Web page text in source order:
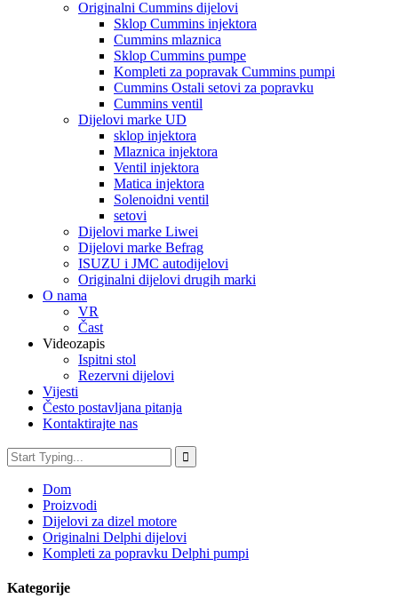
Originalni Cummins dijelovi
Sklop Cummins injektora
Cummins mlaznica
Sklop Cummins pumpe
Kompleti za popravak Cummins pumpi
Cummins Ostali setovi za popravku
Cummins ventil
Dijelovi marke UD
sklop injektora
Mlaznica injektora
Ventil injektora
Matica injektora
Solenoidni ventil
setovi
Dijelovi marke Liwei
Dijelovi marke Befrag
ISUZU i JMC autodijelovi
Originalni dijelovi drugih marki
O nama
VR
Čast
Videozapis
Ispitni stol
Rezervni dijelovi
Vijesti
Često postavljana pitanja
Kontaktirajte nas
Dom
Proizvodi
Dijelovi za dizel motore
Originalni Delphi dijelovi
Kompleti za popravku Delphi pumpi
Kategorije